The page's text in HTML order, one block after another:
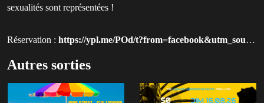
sexualités sont représentées !
Réservation : https://ypl.me/POd/t?from=facebook&utm_source=qluvis.com
Autres sorties